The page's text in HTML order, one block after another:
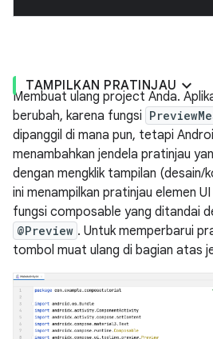
TAMPILKAN PRATINJAU
Membuat ulang project Anda.
berubah, karena fungsi
dipanggil di mana pun, tetapi
menambahkan jendela pratinjau
dengan mengklik tampilan (desain/
ini menampilkan pratinjau elemen
fungsi composable yang ditandai
@Preview . Untuk memperbarui
tombol muat ulang di bagian atas